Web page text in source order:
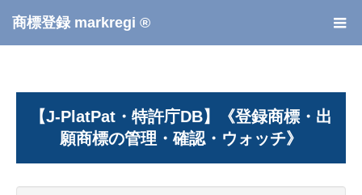
商標登録 markregi ®
【J-PlatPat・特許庁DB】《登録商標・出
願商標の管理・確認・ウォッチ》